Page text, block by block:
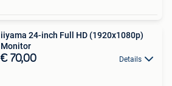
iiyama 24-inch Full HD (1920x1080p)
Monitor
€ 70,00 Details